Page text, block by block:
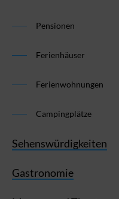
Pensionen
Ferienhäuser
Ferienwohnungen
Campingplätze
Sehenswürdigkeiten
Gastronomie